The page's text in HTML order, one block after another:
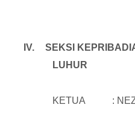
IV.
SEKSI
LUHUR
KETUA :